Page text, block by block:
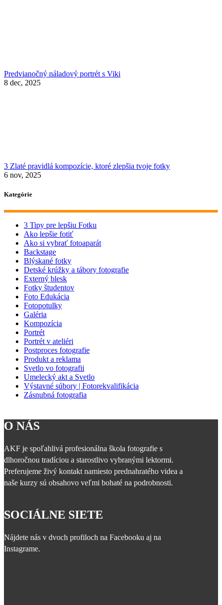
Predvianočný náladový portrét s Viki
8 dec, 2025
3 Zlaté pravidlá kompozície, ktoré zlepšia tvoje fotky
6 nov, 2025
Kategórie
3 Tipy pre lepšiu Fotku
Ako lepšie fotiť
Ako si vybrať fotoaparát
Backstage
Blýskané fotky
Detské krúžky a tábory fotografie
Externý blesk
Fotky študentov
Foto Edukácia
Fotopotulky
Galéria
Kompozícia
Portrét
Portrét v ateliéri
Postproces fotografie
Produkt a reklama
Svetlo vo fotografii
Umelecký akt a Svetlo
Výstavné súbory | Fotorekvalifikácia
Zásnubná fotografia
O NÁS
AKF je spoľahlivá profesionálna škola fotografie s
dlhoročnou tradíciou a starostlivo vybranými lektormi.
Preferujeme živý kontakt namiesto prednahratého videa a
naše kurzy sú obsahovo veľmi bohaté na podrobnosti.
SOCIÁLNE SIETE
Nájdete nás v dvoch profiloch na Facebooku aj na
Instagrame.